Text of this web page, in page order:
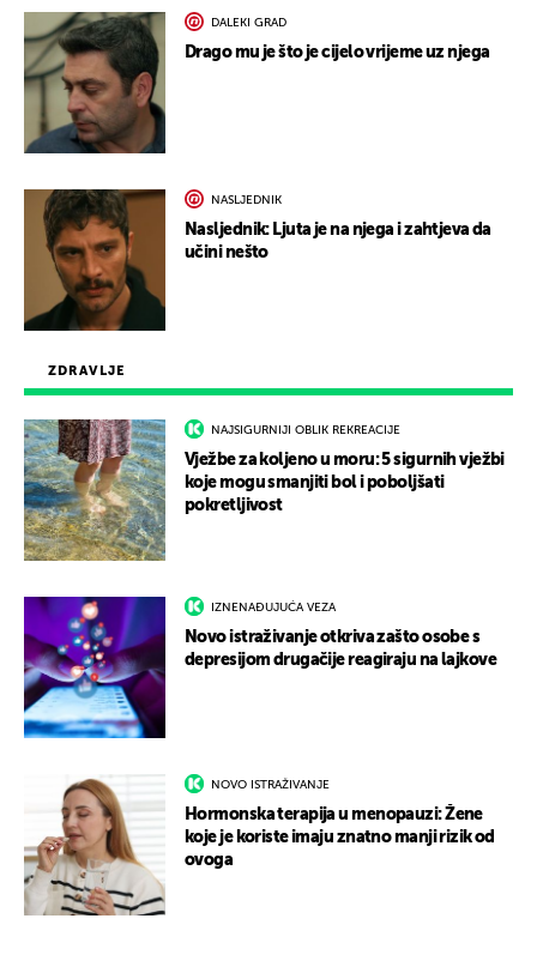
ZDRAVLJE
NAJSIGURNIJI OBLIK REKREACIJE
Vježbe za koljeno u moru: 5 sigurnih vježbi
koje mogu smanjiti bol i poboljšati
pokretljivost
IZNENAĐUJUĆA VEZA
Novo istraživanje otkriva zašto osobe s
depresijom drugačije reagiraju na lajkove
NOVO ISTRAŽIVANJE
Hormonska terapija u menopauzi: Žene
koje je koriste imaju znatno manji rizik od
ovoga
DALEKI GRAD
Drago mu je što je cijelo vrijeme uz njega
NASLJEDNIK
Nasljednik: Ljuta je na njega i zahtjeva da
učini nešto